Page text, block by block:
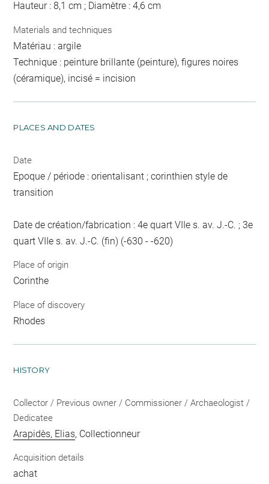
Hauteur : 8,1 cm ; Diamètre : 4,6 cm
Materials and techniques
Matériau : argile
Technique : peinture brillante (peinture), figures noires
(céramique), incisé = incision
PLACES AND DATES
Date
Epoque / période : orientalisant ; corinthien style de
transition
Date de création/fabrication : 4e quart VIIe s. av. J.-C. ; 3e
quart VIIe s. av. J.-C. (fin) (-630 - -620)
Place of origin
Corinthe
Place of discovery
Rhodes
HISTORY
Collector / Previous owner / Commissioner / Archaeologist /
Dedicatee
Arapidès, Elias, Collectionneur
Acquisition details
achat